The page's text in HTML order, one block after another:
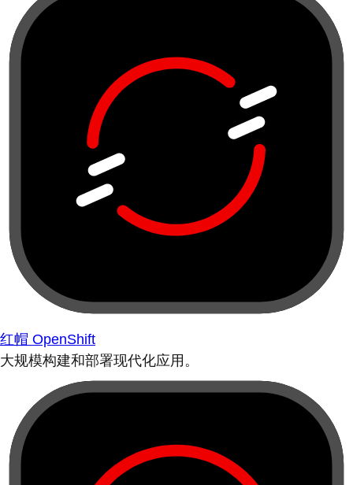
红帽 OpenShift
大规模构建和部署现代化应用。